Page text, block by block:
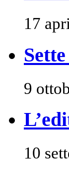
17
9
10